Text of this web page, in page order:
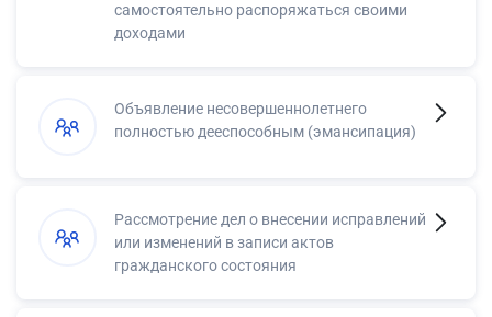
самостоятельно распоряжаться своими
доходами
Объявление несовершеннолетнего
полностью дееспособным (эмансипация)
Рассмотрение дел о внесении исправлений
или изменений в записи актов
гражданского состояния